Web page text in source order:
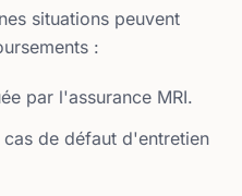
situations peuvent
:
par l'assurance MRI.
de défaut d'entretien